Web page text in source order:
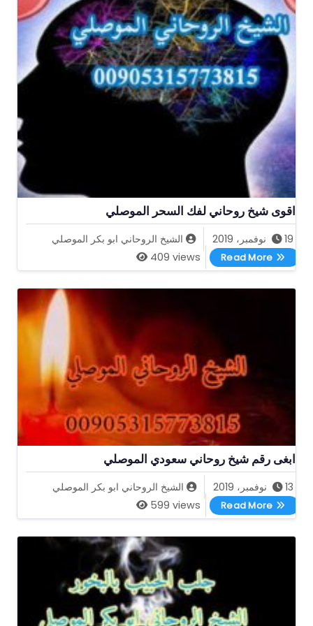
اقوى شيخ روحاني لفك السحر الموصلي
19 نوفمبر، 2019
الشيخ الروحاني ابو بكر الموصلي
409 views
Read More
اقوى شيخ روحاني لفك السحر الموصلي
ابغى رقم شيخ روحاني سعودي الموصلي
13 نوفمبر، 2019
الشيخ الروحاني ابو بكر الموصلي
599 views
Read More
ابغى رقم شيخ روحاني سعودي الموصلي